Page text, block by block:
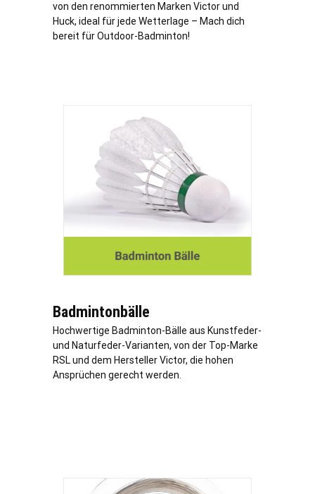
von den renommierten Marken Victor und
Huck, ideal für jede Wetterlage – Mach dich
bereit für Outdoor-Badminton!
Badmintonbälle
Hochwertige Badminton-Bälle aus Kunstfeder-
und Naturfeder-Varianten, von der Top-Marke
RSL und dem Hersteller Victor, die hohen
Ansprüchen gerecht werden.